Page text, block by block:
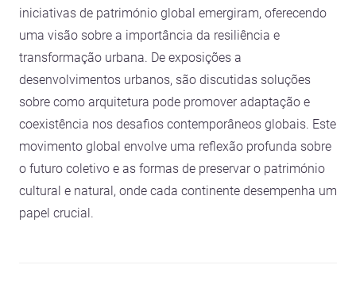
iniciativas de património global emergiram, oferecendo
uma visão sobre a importância da resiliência e
transformação urbana. De exposições a
desenvolvimentos urbanos, são discutidas soluções
sobre como arquitetura pode promover adaptação e
coexistência nos desafios contemporâneos globais. Este
movimento global envolve uma reflexão profunda sobre
o futuro coletivo e as formas de preservar o património
cultural e natural, onde cada continente desempenha um
papel crucial.